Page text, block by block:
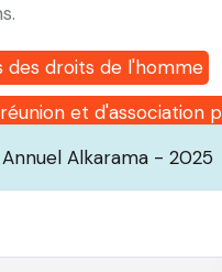
des droits de l'homme
et d'association
Alkarama - 2025